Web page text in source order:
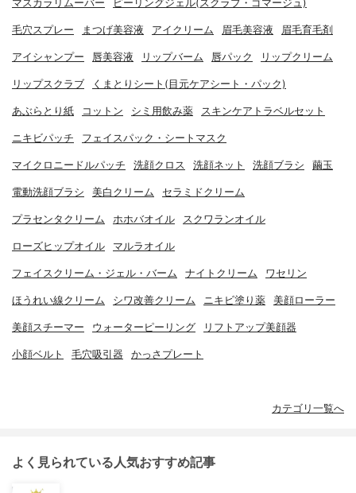
マスカラリムーバー ピーリングジェル(スクラブ・ゴマージュ)
毛穴スプレー まつげ美容液 アイクリーム 眉毛美容液 眉毛育毛剤
アイシャンプー 唇美容液 リップバーム 唇パック リップクリーム
リップスクラブ くまとりシート(目元ケアシート・パック)
あぶらとり紙 コットン シミ用飲み薬 スキンケアトラベルセット
ニキビパッチ フェイスパック・シートマスク
マイクロニードルパッチ 洗顔クロス 洗顔ネット 洗顔ブラシ 繭玉
電動洗顔ブラシ 美白クリーム セラミドクリーム
プラセンタクリーム ホホバオイル スクワランオイル
ローズヒップオイル マルラオイル
フェイスクリーム・ジェル・バーム ナイトクリーム ワセリン
ほうれい線クリーム シワ改善クリーム ニキビ塗り薬 美顔ローラー
美顔スチーマー ウォーターピーリング リフトアップ美顔器
小顔ベルト 毛穴吸引器 かっさプレート
カテゴリ一覧へ
よく見られている人気おすすめ記事